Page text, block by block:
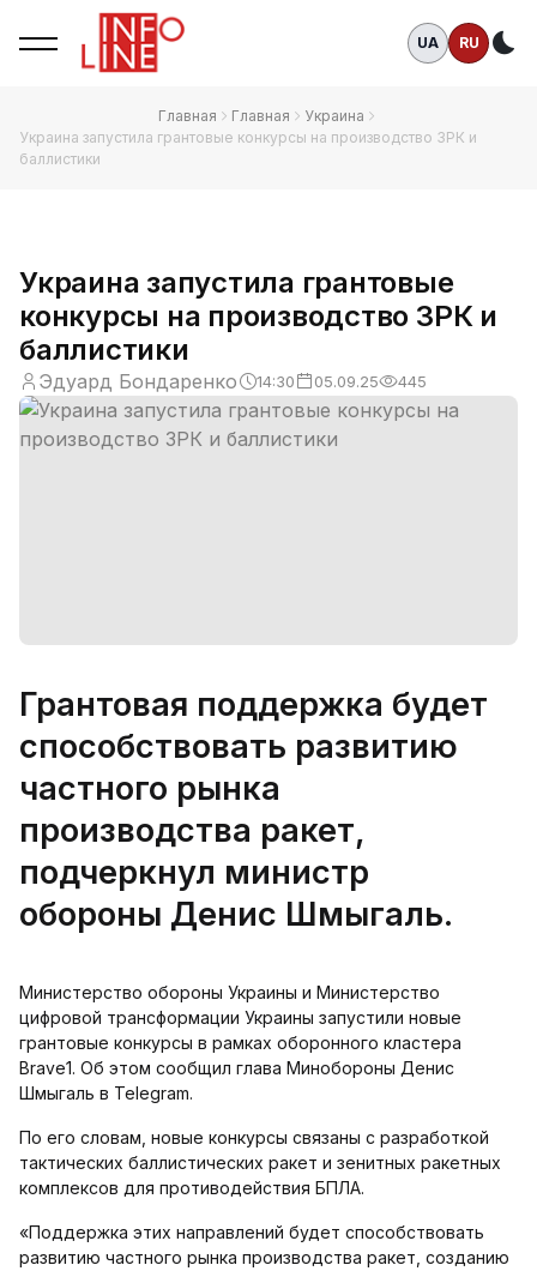
UA RU
Главная Главная
Украина
Украина запустила грантовые конкурсы на производство ЗРК и
баллистики
Украина запустила грантовые
конкурсы на производство ЗРК и
баллистики
Эдуард Бондаренко 14:30 05.09.25 445
Грантовая поддержка будет
способствовать развитию
частного рынка
производства ракет,
подчеркнул министр
обороны Денис Шмыгаль.
Министерство обороны Украины и Министерство
цифровой трансформации Украины запустили новые
грантовые конкурсы в рамках оборонного кластера
Brave1. Об этом сообщил глава Минобороны Денис
Шмыгаль в Telegram.
По его словам, новые конкурсы связаны с разработкой
тактических баллистических ракет и зенитных ракетных
комплексов для противодействия БПЛА.
«Поддержка этих направлений будет способствовать
развитию частного рынка производства ракет, созданию